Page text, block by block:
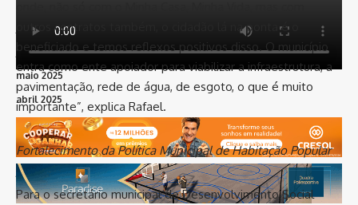
outros contratos também, o cidadão lá na ponta é o
beneficiado e temos reflexos positivos disso. O município
entra como ente apoiador para viabilizar a infraestrutura, a
pavimentação, rede de água, de esgoto, o que é muito
importante”, explica Rafael.
Fortalecimento da Política Municipal de Habitação Popular
Para o secretário municipal de Desenvolvimento Social
julho 2025
junho 2025
maio 2025
abril 2025
março 2025
fevereiro 2025
janeiro 2025
dezembro 2024